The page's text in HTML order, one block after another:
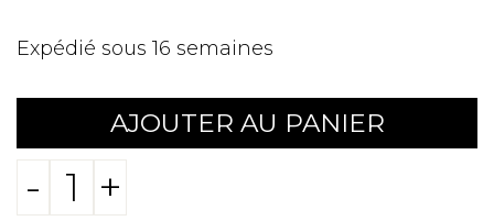
Expédié sous 16 semaines
AJOUTER AU PANIER
- +